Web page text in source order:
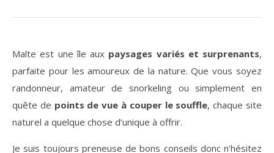
Malte est une île aux paysages variés et surprenants,
parfaite pour les amoureux de la nature. Que vous soyez
randonneur, amateur de snorkeling ou simplement en
quête de points de vue à couper le souffle, chaque site
naturel a quelque chose d’unique à offrir.
Je suis toujours preneuse de bons conseils donc n’hésitez